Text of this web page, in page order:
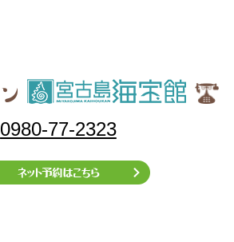
0980-77-2323